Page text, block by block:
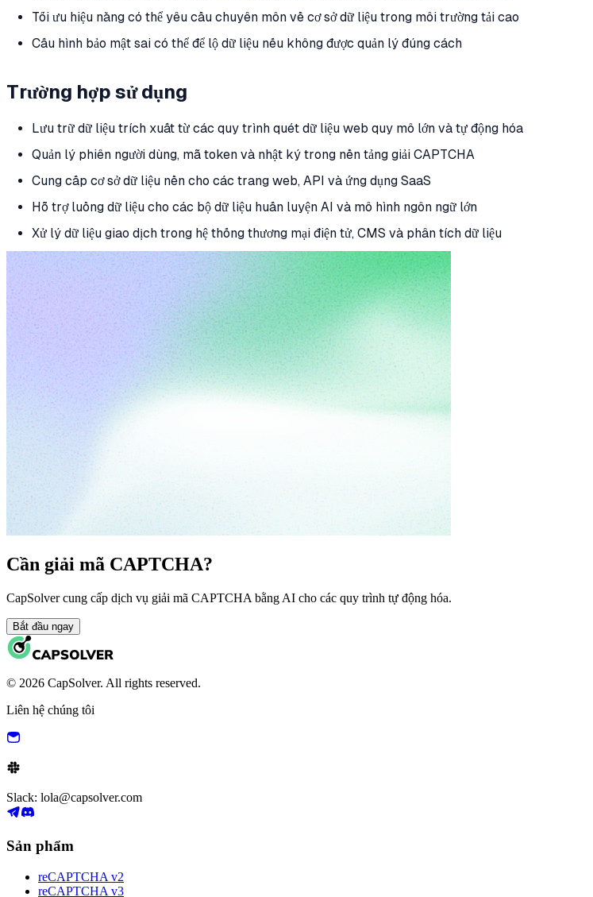
Tối ưu hiệu năng có thể yêu cầu chuyên môn về cơ sở dữ liệu trong môi trường tải cao
Cấu hình bảo mật sai có thể để lộ dữ liệu nếu không được quản lý đúng cách
Trường hợp sử dụng
Lưu trữ dữ liệu trích xuất từ các quy trình quét dữ liệu web quy mô lớn và tự động hóa
Quản lý phiên người dùng, mã token và nhật ký trong nền tảng giải CAPTCHA
Cung cấp cơ sở dữ liệu nền cho các trang web, API và ứng dụng SaaS
Hỗ trợ luồng dữ liệu cho các bộ dữ liệu huấn luyện AI và mô hình ngôn ngữ lớn
Xử lý dữ liệu giao dịch trong hệ thống thương mại điện tử, CMS và phân tích dữ liệu
Cần giải mã CAPTCHA?
CapSolver cung cấp dịch vụ giải mã CAPTCHA bằng AI cho các quy trình tự động hóa.
Bắt đầu ngay
© 2026 CapSolver. All rights reserved.
Liên hệ chúng tôi
Slack: lola@capsolver.com
Sản phẩm
reCAPTCHA v2
reCAPTCHA v3